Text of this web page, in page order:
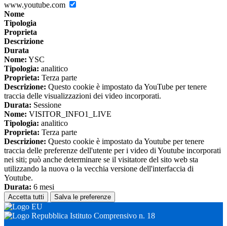
www.youtube.com
Nome
Tipologia
Proprieta
Descrizione
Durata
Nome: YSC
Tipologia: analitico
Proprieta: Terza parte
Descrizione: Questo cookie è impostato da YouTube per tenere
traccia delle visualizzazioni dei video incorporati.
Durata: Sessione
Nome: VISITOR_INFO1_LIVE
Tipologia: analitico
Proprieta: Terza parte
Descrizione: Questo cookie è impostato da Youtube per tenere
traccia delle preferenze dell'utente per i video di Youtube incorporati
nei siti; può anche determinare se il visitatore del sito web sta
utilizzando la nuova o la vecchia versione dell'interfaccia di
Youtube.
Durata: 6 mesi
Accetta tutti Salva le preferenze
Istituto Comprensivo n. 18